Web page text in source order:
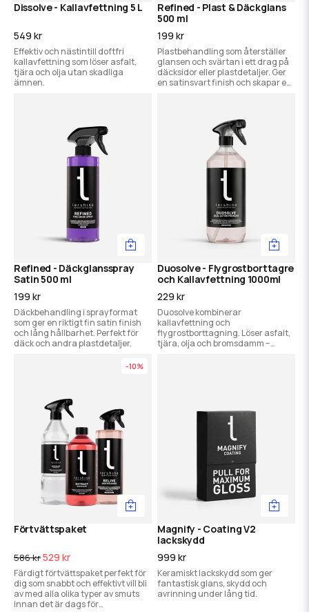
Dissolve - Kallavfettning 5 L
549 kr
Effektiv och nästintill doftfri
kallavfettning som löser asfalt,
tjära och olja utan skadliga
ämnen.
Refined - Plast & Däckglans
500 ml
199 kr
Plastbehandling som återställer
glansen och svärtan i ett drag på
däcksidor eller plastdetaljer. Ger
en satinsvart finish och skapar en
Refined - Däckglansspray
Satin 500 ml
199 kr
Däckbehandling i sprayformat
som ger en riktigt fin satin finish
och lång hållbarhet. Perfekt för
däck och andra plastdetaljer.
Duosolve - Flygrostborttagre
och Kallavfettning 1000ml
229 kr
Duosolve kombinerar
kallavfettning och
flygrostborttagning. Löser asfalt,
tjära, olja och bromsdamm –
Förtvättspaket
586 kr529 kr
Färdigt förtvättspaket perfekt för
dig som snabbt och effektivt vill bli
av med alla olika typer av smuts
innan det är dags för
-10%
Magnify - Coating V2
lackskydd
999 kr
Keramiskt lackskydd som ger
fantastisk glans, skydd och
avrinning under lång tid.